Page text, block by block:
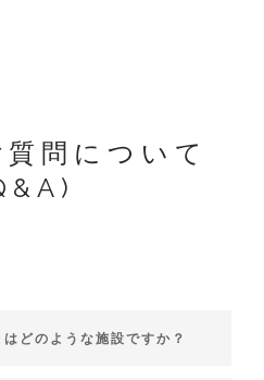
問について
どのような施設ですか？